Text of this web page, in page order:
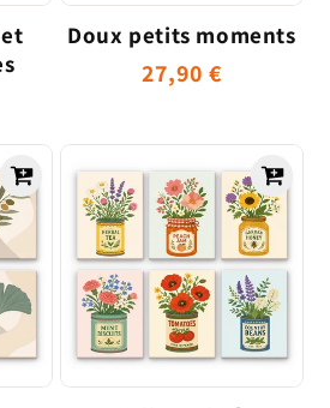
Doux petits moments
Prix
27,90 €